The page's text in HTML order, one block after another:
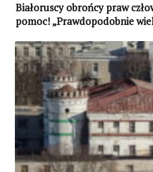
Białoruscy obrońcy praw
pomoc! „Prawdopodobnie